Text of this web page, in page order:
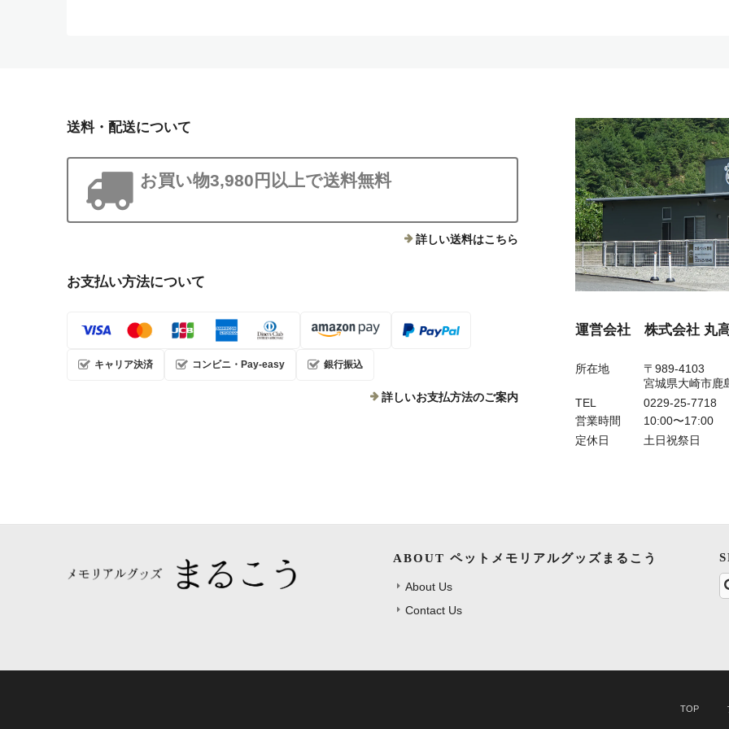
送料・配送について
お買い物3,980円以上で送料無料
詳しい送料はこちら
お支払い方法について
キャリア決済 コンビニ・Pay-easy 銀行振込
詳しいお支払方法のご案内
運営会社 株式会社 丸
所在地
〒989-4103
宮城県大崎市鹿
TEL
0229-25-7718
営業時間
10:00〜17:00
定休日
土日祝祭日
ABOUT ペットメモリアルグッズまるこう
About Us
Contact Us
TOP